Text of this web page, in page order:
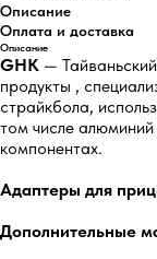
Описание
Оплата и доставка
Описание
GHK —
продукты ,
страйкбола,
том числе алюминий
компонентах.
Адаптеры для
Дополнительные